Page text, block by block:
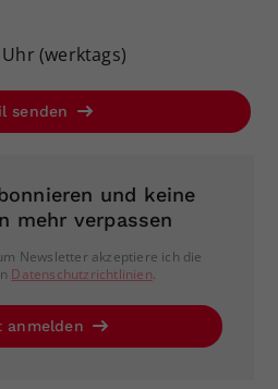
(werktags)
senden
und keine
mehr verpassen
Newsletter akzeptiere ich die
Datenschutzrichtlinien.
anmelden